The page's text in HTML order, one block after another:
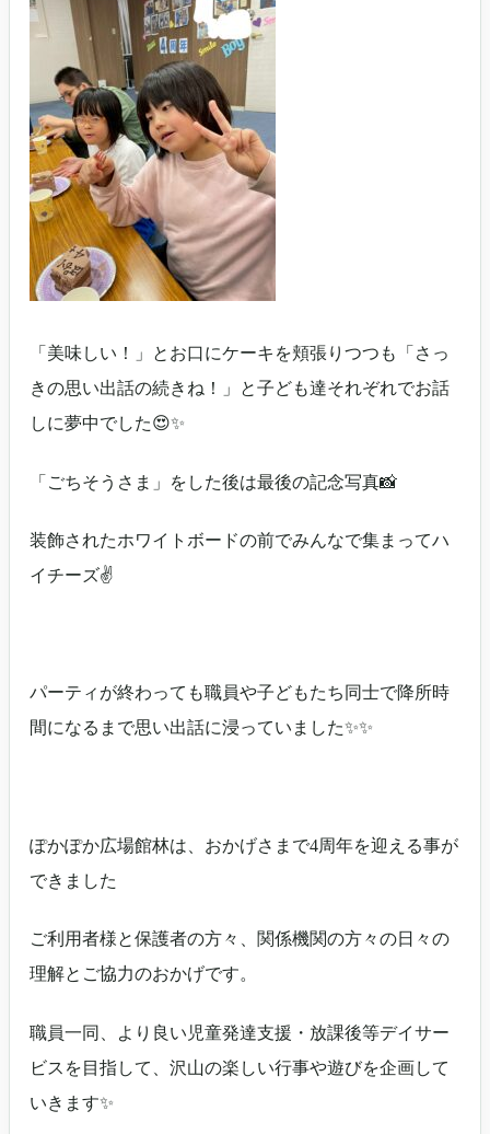
「美味しい！」とお口にケーキを頬張りつつも「さっ
きの思い出話の続きね！」と子ども達それぞれでお話
しに夢中でした😍✨
「ごちそうさま」をした後は最後の記念写真📸
装飾されたホワイトボードの前でみんなで集まってハ
イチーズ✌
パーティが終わっても職員や子どもたち同士で降所時
間になるまで思い出話に浸っていました✨✨
ぽかぽか広場館林は、おかげさまで4周年を迎える事が
できました
ご利用者様と保護者の方々、関係機関の方々の日々の
理解とご協力のおかげです。
職員一同、より良い児童発達支援・放課後等デイサー
ビスを目指して、沢山の楽しい行事や遊びを企画して
いきます✨